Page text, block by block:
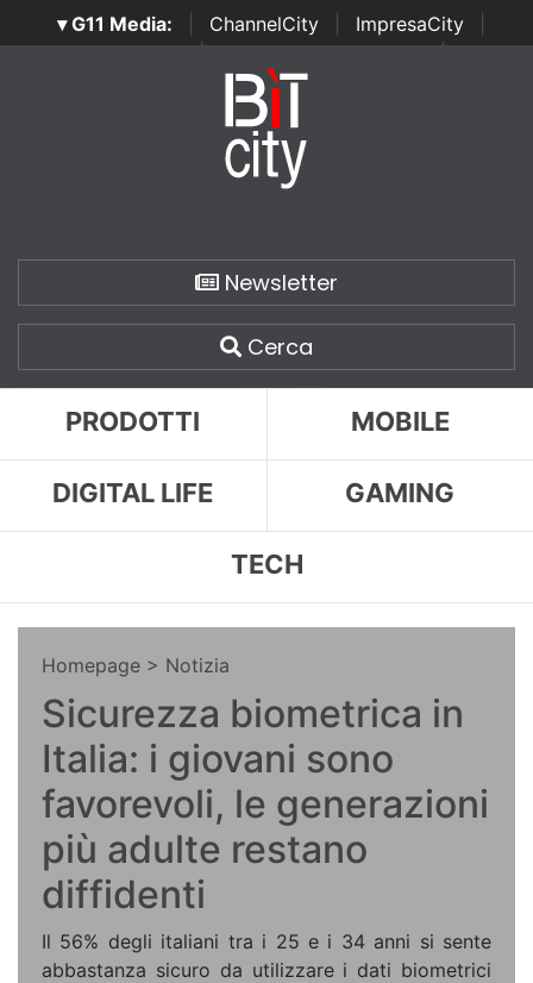
▾ G11 Media: ChannelCity ImpresaCity
SecurityOpenLab | Italian Channel Awards | Italian
Italian Security Awards
Newsletter
Cerca
PRODOTTI MOBILE
DIGITAL LIFE GAMING
TECH
Homepage > Notizia
Sicurezza biometrica in
Italia: i giovani sono
favorevoli, le generazioni
più adulte restano
diffidenti
Il 56% degli italiani tra i 25 e i 34 anni si sente
abbastanza sicuro da utilizzare i dati biometrici